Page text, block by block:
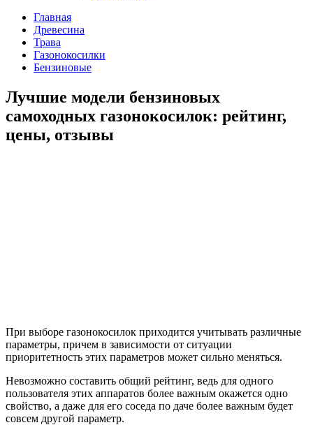
Главная
Древесина
Трава
Газонокосилки
Бензиновые
Лучшие модели бензиновых
самоходных газонокосилок: рейтинг,
цены, отзывы
При выборе газонокосилок приходится учитывать различные
параметры, причем в зависимости от ситуации
приоритетность этих параметров может сильно меняться.
Невозможно составить общий рейтинг, ведь для одного
пользователя этих аппаратов более важным окажется одно
свойство, а даже для его соседа по даче более важным будет
совсем другой параметр.